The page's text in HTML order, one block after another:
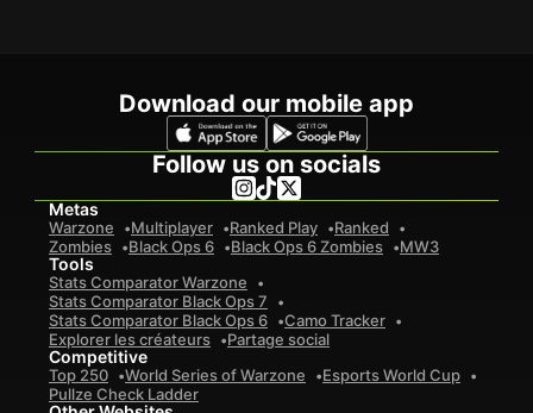
Download our mobile app
Follow us on socials
Metas
Warzone Multiplayer Ranked Play
Ranked
Zombies
Black Ops 6 Black Ops 6 Zombies MW3
Tools
Stats Comparator Warzone
Stats Comparator Black Ops 7
Stats Comparator Black Ops 6
Camo Tracker
Explorer les créateurs
Partage social
Competitive
Top 250 World Series of Warzone
Esports World Cup
Pullze Check Ladder